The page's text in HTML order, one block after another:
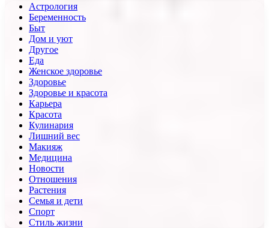
Астрология
Беременность
Быт
Дом и уют
Другое
Еда
Женское здоровье
Здоровье
Здоровье и красота
Карьера
Красота
Кулинария
Лишний вес
Макияж
Медицина
Новости
Отношения
Растения
Семья и дети
Спорт
Стиль жизни